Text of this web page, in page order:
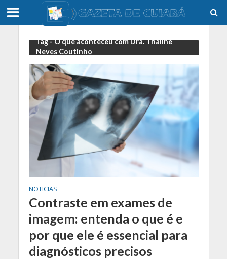
Tag - O que aconteceu com Dra. Thaline
Neves Coutinho
NOTICIAS
Contraste em exames de
imagem: entenda o que é e
por que ele é essencial para
diagnósticos precisos